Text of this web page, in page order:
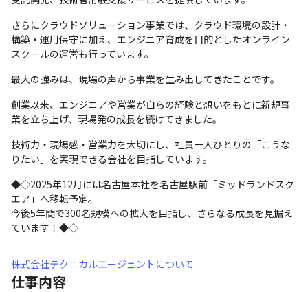
さらにクラウドソリューション事業では、クラウド環境の設計・
構築・運用保守に加え、エンジニア育成を目的としたオンライン
スクールの運営も行っています。
最大の強みは、現場の声から事業を生み出してきたことです。
創業以来、エンジニアや営業が自らの経験と想いをもとに新規事
業を立ち上げ、現場発の成長を続けてきました。
技術力・現場感・営業力を大切にし、社員一人ひとりの「こうな
りたい」を実現できる会社を目指しています。
◆◇2025年12月には名古屋本社を名古屋駅前「ミッドランドスク
エア」へ移転予定。
今後5年間で300名規模への拡大を目指し、さらなる成長を見据え
ています！◆◇
株式会社テクニカルエージェントについて
仕事内容